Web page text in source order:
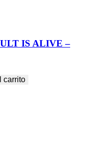
IS ALIVE –
carrito